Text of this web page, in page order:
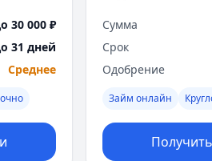
30 000 ₽
31 дней
Среднее
Сумма
Срок
Одобрение
Займ онлайн